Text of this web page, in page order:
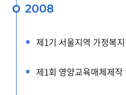
2008
제1기 서울지역 가정복
제1회 영양교육매체제작